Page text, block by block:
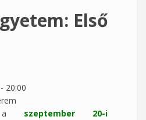
Első
20:00
szeptember 20-i